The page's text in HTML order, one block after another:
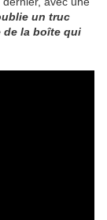
un truc
de la boîte qui